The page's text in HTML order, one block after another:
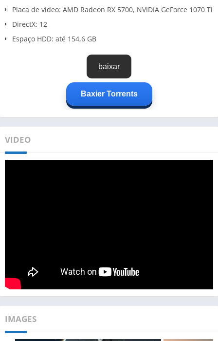
Placa de vídeo: AMD Radeon RX 5700, NVIDIA GeForce 1070 Ti
DirectX: 12
Espaço HDD: até 154,6 GB
baixar
Baxier Torrents
VIDEO
IMAGES